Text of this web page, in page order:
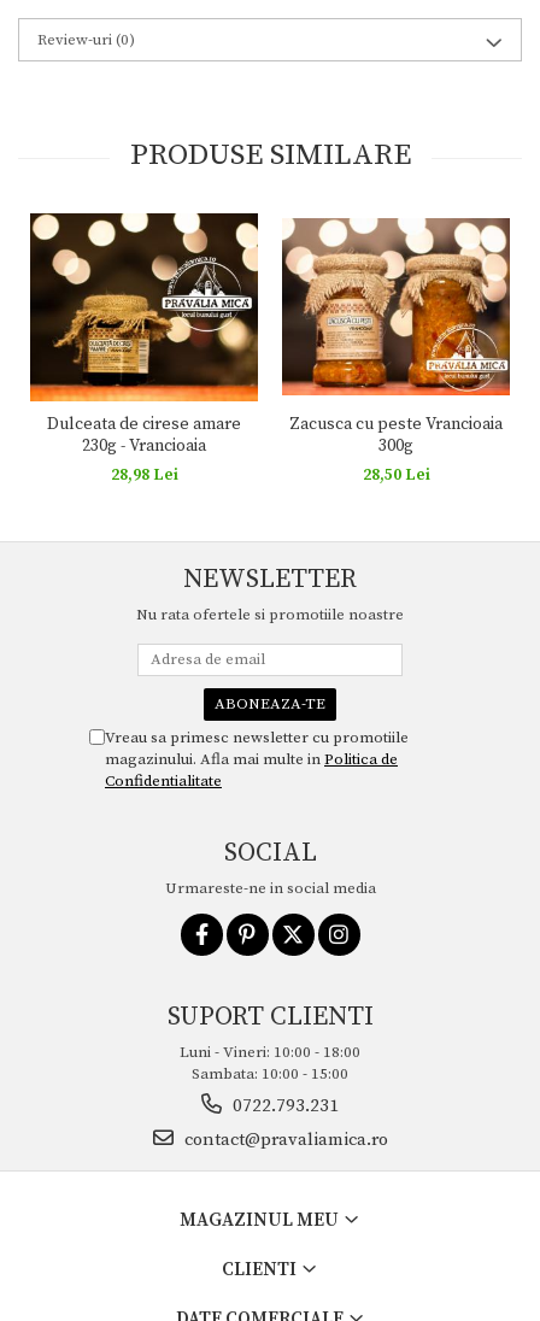
Review-uri(0)
PRODUSE SIMILARE
Dulceata de cirese amare
230g - Vrancioaia
28,98 Lei
Zacusca cu peste Vrancioaia
300g
28,50 Lei
NEWSLETTER
Nu rata ofertele si promotiile noastre
Vreau sa primesc newsletter cu promotiile
magazinului. Afla mai multe inPolitica de
Confidentialitate
SOCIAL
Urmareste-ne in social media
SUPORT CLIENTI
Luni - Vineri: 10:00 - 18:00
Sambata: 10:00 - 15:00
0722.793.231
contact@pravaliamica.ro
MAGAZINUL MEU
CLIENTI